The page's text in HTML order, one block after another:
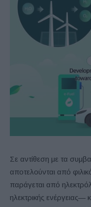
Σε αντίθεση με τα
αποτελούνται από
παράγεται από
ηλεκτρικής ενέργειας—